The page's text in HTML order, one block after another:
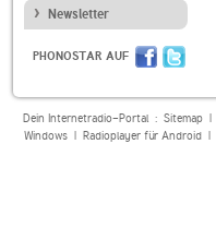
Newsletter
PHONOSTAR AUF
Dein Internetradio-Portal : Sitemap|
Windows| Radioplayer für Android|